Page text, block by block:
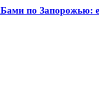
по Запорожью: